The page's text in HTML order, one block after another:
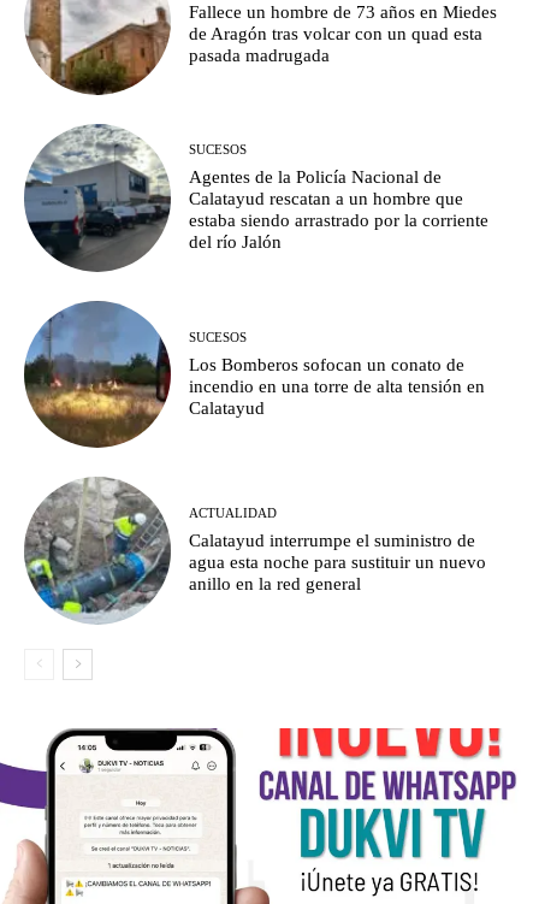
Fallece un hombre de 73 años en Miedes
de Aragón tras volcar con un quad esta
pasada madrugada
SUCESOS
Agentes de la Policía Nacional de
Calatayud rescatan a un hombre que
estaba siendo arrastrado por la corriente
del río Jalón
SUCESOS
Los Bomberos sofocan un conato de
incendio en una torre de alta tensión en
Calatayud
ACTUALIDAD
Calatayud interrumpe el suministro de
agua esta noche para sustituir un nuevo
anillo en la red general